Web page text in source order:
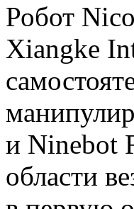
Робот
Xiangke
и Ninebot
области